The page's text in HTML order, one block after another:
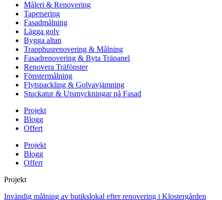
Måleri & Renovering
Tapetsering
Fasadmålning
Lägga golv
Bygga altan
Trapphusrenovering & Målning
Fasadrenovering & Byta Träpanel
Renovera Träfönster
Fönstermålning
Flytspackling & Golvavjämning
Stuckatur & Utsmyckningar på Fasad
Projekt
Blogg
Offert
Projekt
Blogg
Offert
Projekt
Invändig målning av butikslokal efter renovering i Klostergården